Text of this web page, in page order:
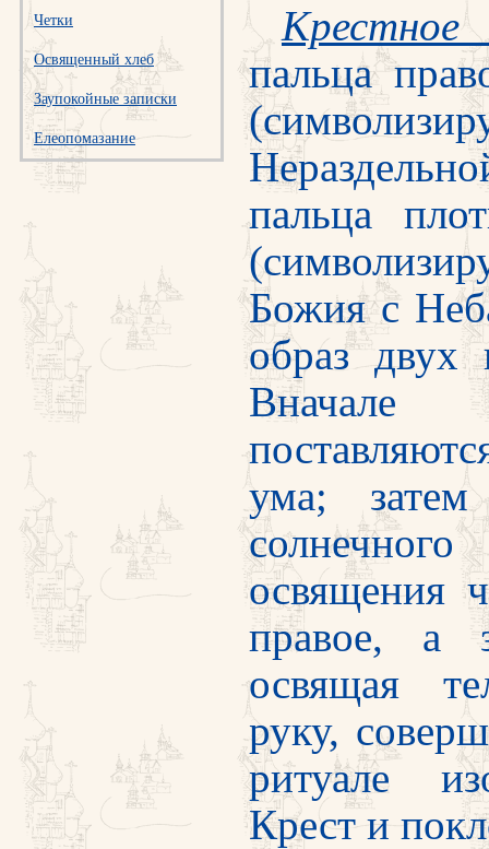
Четки
Освященный хлеб
Заупокойные записки
Елеопомазание
Крестное
пальца
пальца
Божия с
образ двух
Вначале
ума;
освящения
правое, а
освящая
руку,
ритуале
Крест и